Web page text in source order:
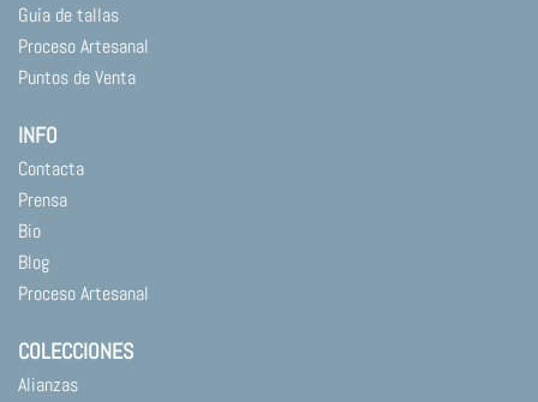
Guía de tallas
Proceso Artesanal
Puntos de Venta
INFO
Contacta
Prensa
Bio
Blog
Proceso Artesanal
COLECCIONES
Alianzas